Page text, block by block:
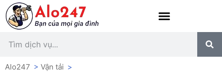
Alo247 > Vận tải >